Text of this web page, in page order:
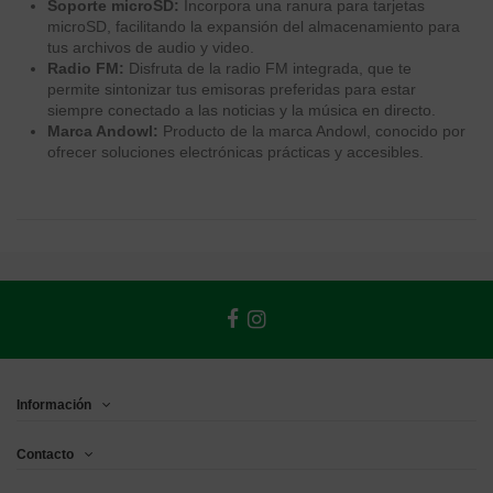
Soporte microSD: Incorpora una ranura para tarjetas
microSD, facilitando la expansión del almacenamiento para
tus archivos de audio y video.
Radio FM: Disfruta de la radio FM integrada, que te
permite sintonizar tus emisoras preferidas para estar
siempre conectado a las noticias y la música en directo.
Marca Andowl: Producto de la marca Andowl, conocido por
ofrecer soluciones electrónicas prácticas y accesibles.
Información
Contacto